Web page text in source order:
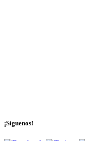
¡Síguenos!